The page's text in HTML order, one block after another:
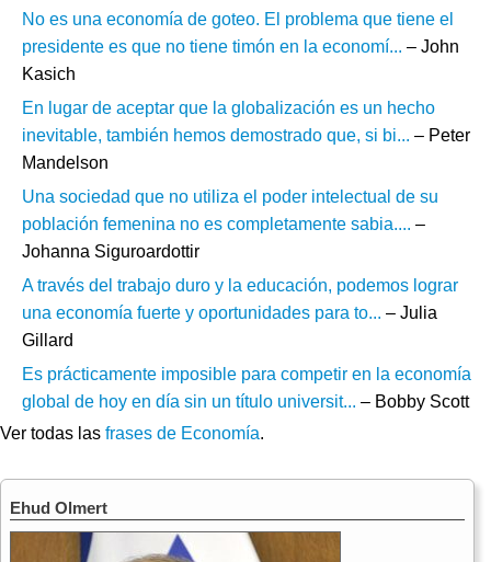
No es una economía de goteo. El problema que tiene el
presidente es que no tiene timón en la economí... – John
Kasich
En lugar de aceptar que la globalización es un hecho
inevitable, también hemos demostrado que, si bi... – Peter
Mandelson
Una sociedad que no utiliza el poder intelectual de su
población femenina no es completamente sabia.... –
Johanna Siguroardottir
A través del trabajo duro y la educación, podemos lograr
una economía fuerte y oportunidades para to... – Julia
Gillard
Es prácticamente imposible para competir en la economía
global de hoy en día sin un título universit... – Bobby Scott
Ver todas las frases de Economía.
Ehud Olmert